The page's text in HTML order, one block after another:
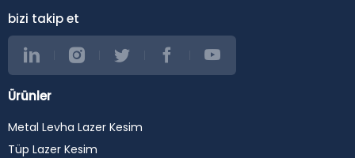
bizi takip et
Ürünler
Metal Levha Lazer Kesim
Tüp Lazer Kesim